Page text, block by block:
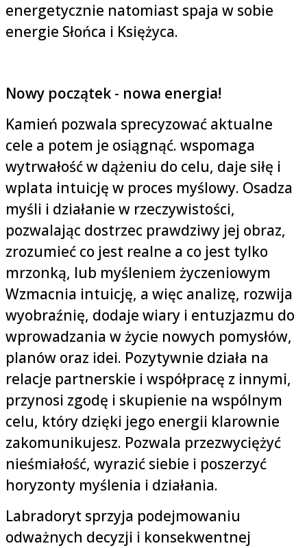
energetycznie natomiast spaja w sobie
energie Słońca i Księżyca.
Nowy początek - nowa energia!
Kamień pozwala sprecyzować aktualne
cele a potem je osiągnąć. wspomaga
wytrwałość w dążeniu do celu, daje siłę i
wplata intuicję w proces myślowy. Osadza
myśli i działanie w rzeczywistości,
pozwalając dostrzec prawdziwy jej obraz,
zrozumieć co jest realne a co jest tylko
mrzonką, lub myśleniem życzeniowym
Wzmacnia intuicję, a więc analizę, rozwija
wyobraźnię, dodaje wiary i entuzjazmu do
wprowadzania w życie nowych pomysłów,
planów oraz idei. Pozytywnie działa na
relacje partnerskie i współpracę z innymi,
przynosi zgodę i skupienie na wspólnym
celu, który dzięki jego energii klarownie
zakomunikujesz. Pozwala przezwyciężyć
nieśmiałość, wyrazić siebie i poszerzyć
horyzonty myślenia i działania.
Labradoryt sprzyja podejmowaniu
odważnych decyzji i konsekwentnej